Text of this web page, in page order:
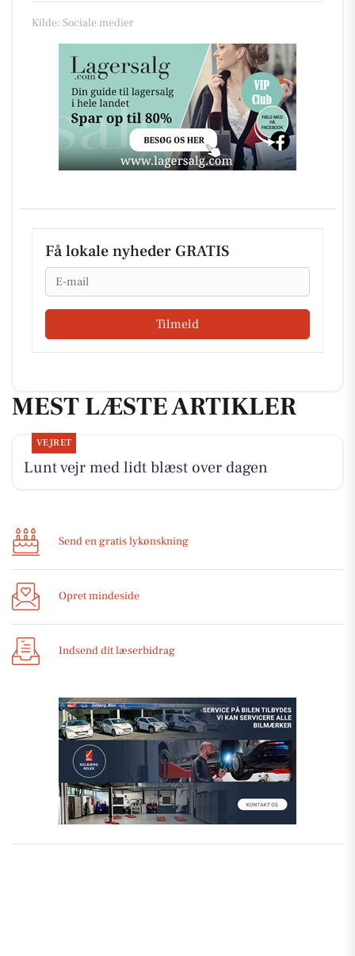
Kilde: Sociale medier
Få lokale nyheder GRATIS
Email
Tilmeld
MEST LÆSTE ARTIKLER
VEJRET
Lunt vejr med lidt blæst over dagen
Send en gratis lykønskning
Opret mindeside
Indsend dit læserbidrag